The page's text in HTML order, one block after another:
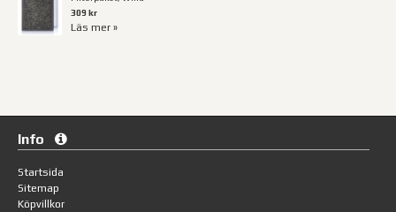
309 kr
Läs mer »
Info
Startsida
Sitemap
Köpvillkor